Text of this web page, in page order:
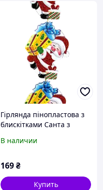
Гірлянда пінопластова з
блискітками Санта з
В наличии
169₴
Купить